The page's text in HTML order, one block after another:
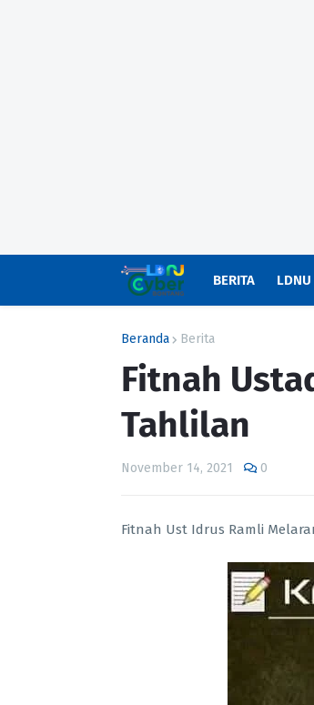
BERITA LDNU
Beranda Berita
Fitnah
Tahlilan
November 14, 2021 0
Fitnah Ust Idrus Ramli